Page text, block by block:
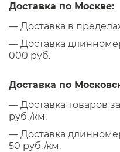
Доставка по Москве:
— Доставка в
— Доставка
000 руб.
Доставка по
— Доставка товаров
руб./км.
— Доставка
50 руб./км.